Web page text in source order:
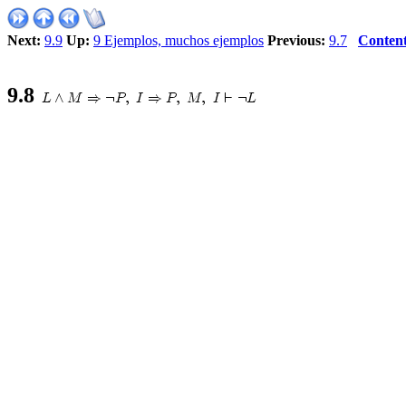
Next: 9.9 Up: 9 Ejemplos, muchos ejemplos Previous: 9.7
9.8